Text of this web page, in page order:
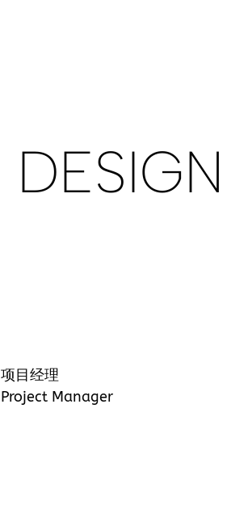
DESIGN
项目经理
Project Manager